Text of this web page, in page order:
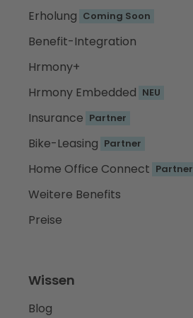
Erholung Coming Soon
Benefit-Integration
Hrmony+
Hrmony Embedded NEU
Insurance Partner
Bike-Leasing Partner
Home Office Connect Partner
Weitere Benefits
Preise
Wissen
Blog